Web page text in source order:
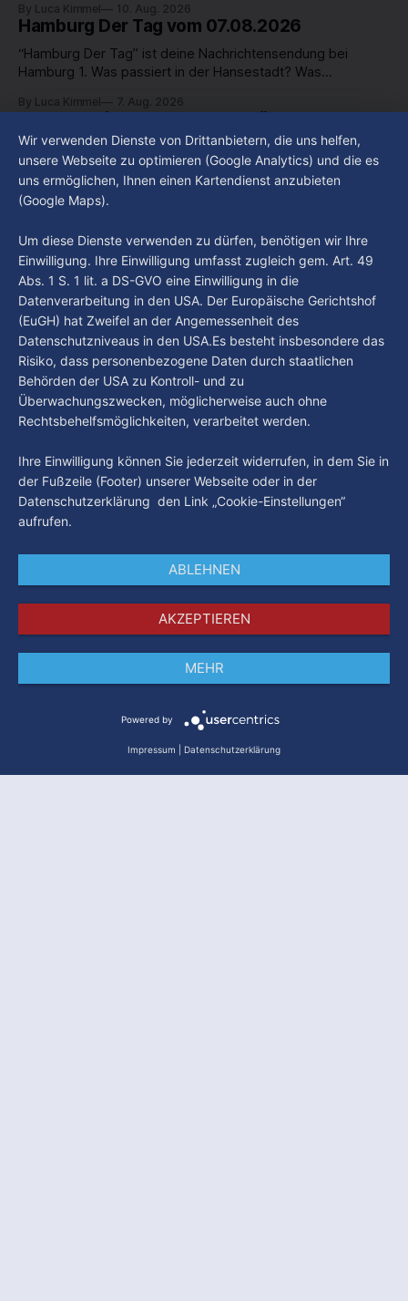
in unserer Stadt an? Fragen, die von Montag bis Freitag LIVE
um 18 Uhr beantwortet werden - auf YouTube und im TV.
By Luca Kimmel 10. Aug. 2026
Hamburg Der Tag vom 07.08.2026
“Hamburg Der Tag” ist deine Nachrichtensendung bei
Hamburg 1. Was passiert in der Hansestadt? Was
in unserer Stadt an? Fragen, die von Montag bis Freitag LIVE
By Luca Kimmel 7. Aug. 2026
FC St. Pauli gegen Greuther Fürth zum
Auftakt: Rapps Premiere und schnelles
Wiedersehen für Hrgota
83 Tage sind vergangen, seit der FC St. Pauli am 16. Mai
nach zwei Jahren in der Fußball-Bundesliga wieder in die 2.
großen Umbruch. Viele Leistungsträger der letzten Jahre
haben den Kiezclub verlassen. Dafür kamen in den letzten
Wochen einige
By Luca Kimmel 7. Aug. 2026
Datenschutz
Wir verwenden Dienste von Drittanbietern, die uns helfen,
unsere Webseite zu optimieren (Google Analytics) und die es
uns ermöglichen, Ihnen einen Kartendienst anzubieten
(Google Maps).
Um diese Dienste verwenden zu dürfen, benötigen wir Ihre
Einwilligung. Ihre Einwilligung umfasst zugleich gem. Art. 49
Abs. 1 S. 1 lit. a DS-GVO eine Einwilligung in die
Datenverarbeitung in den USA. Der Europäische Gerichtshof
(EuGH) hat Zweifel an der Angemessenheit des
Datenschutzniveaus in den USA.Es besteht insbesondere das
Risiko, dass personenbezogene Daten durch staatlichen
Behörden der USA zu Kontroll- und zu
Überwachungszwecken, möglicherweise auch ohne
Rechtsbehelfsmöglichkeiten, verarbeitet werden.
Ihre Einwilligung können Sie jederzeit widerrufen, in dem Sie in
der Fußzeile (Footer) unserer Webseite oder in der
Datenschutzerklärung den Link „Cookie-Einstellungen“
aufrufen.
ABLEHNEN
AKZEPTIEREN
MEHR
Powered by
Impressum Datenschutzerklärung